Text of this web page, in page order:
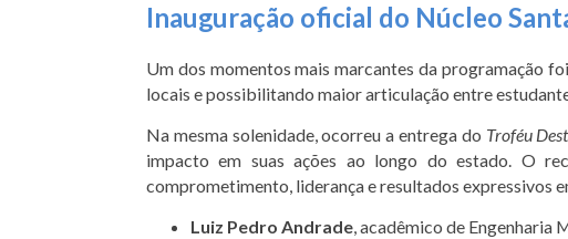
Inauguração oficial do Núcleo
Um dos momentos mais marcantes da programação
locais e possibilitando maior articulação entre
Na mesma solenidade, ocorreu a entrega do Troféu
impacto em suas ações ao longo do estado. O
comprometimento, liderança e resultados expressivos
Luiz Pedro Andrade, acadêmico de Engenharia